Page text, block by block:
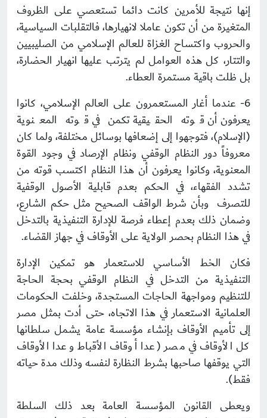
إنها نتيجة للأمرين كانت دائما تستعصي على الظروف
المتغيرة من أن تكون عاملا لانهيارها، فالتقلبات السياسية،
والحروب واكتساح الغزاة للعالم الإسلامي من الصليبيين
والتتار، كل هذه العوامل لم يترتب عليها انهيار الحضارة،
بل ظلت باقية مستمرة العطاء.
6- عندما أغار المستعمرون على العالم الإسلامي، كانوا
يعرفون أن قوته الحقيقية تكمن في قوته المعنوية
(الإسلام)، فتوجهوا إلى إضعافها بوسائل مختلفة، ولما كان
معروفاً دور النظام الوقفي ونظام الإرصاد في وجود القوة
المعنوية، وكانوا يعرفون أن هذا النظام اكتسب قوته من
تشدد الفقهاء، في الحكم بعدم قابلية الأصول الوقفية
للتصرف وبأن شرط الواقف الصحيح مثل حكم الشارع،
وضمان ذلك بعدم إعطاء فرصة للإدارة التنفيذية بالتدخل
في هذا النظام بحصر الولاية على الأوقاف في جهاز القضاء.
فكان الخط الأساسي للاستعمار هو تمكين الإدارة
التنفيذية من التدخل في النظام الوقفي بحجة الحاجة
للتنظيم ومواجهة الحاجات المستجدة، وخلفت الحكومات
العلمانية الاستعمار في هذا الاتجاه، حتى أدت بمثل مصر
إلى تأميم الأوقاف بإنشاء مؤسسة عامة يشمل سلطانها
كل الأوقاف في مصر (عدا أوقاف الأقباط وعدا الأوقاف
التي يوقفها صاحبها بشرط النظارة لنفسه وذلك مدة حياته
فقط).
ويعطى القانون المؤسسة العامة بعد ذلك السلطة